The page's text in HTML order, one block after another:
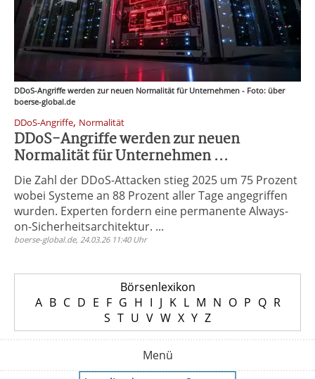
DDoS-Angriffe werden zur neuen Normalität für Unternehmen - Foto: über
boerse-global.de
DDoS-Angriffe, Normalität
DDoS-Angriffe werden zur neuen
Normalität für Unternehmen ...
Die Zahl der DDoS-Attacken stieg 2025 um 75 Prozent
wobei Systeme an 88 Prozent aller Tage angegriffen
wurden. Experten fordern eine permanente Always-
on-Sicherheitsarchitektur. ...
boerse-global.de, 24.03.26 11:40 Uhr
Börsenlexikon
A B C D E F G H I J K L M N O P Q R
S T U V W X Y Z
Menü